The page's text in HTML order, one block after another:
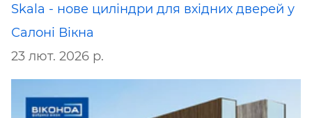
Skala - нове циліндри для вхідних дверей у
Салоні Вікна
23 лют. 2026 р.